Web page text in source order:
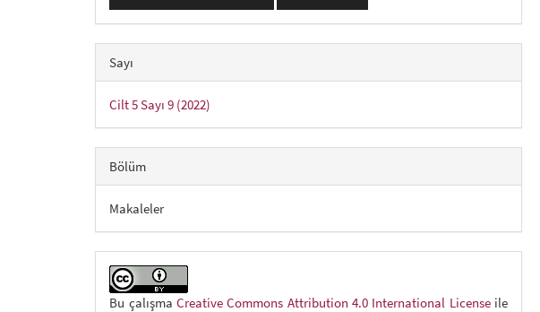
Sayı
Cilt 5 Sayı 9 (2022)
Bölüm
Makaleler
Bu çalışma Creative Commons Attribution 4.0 International Licenseile